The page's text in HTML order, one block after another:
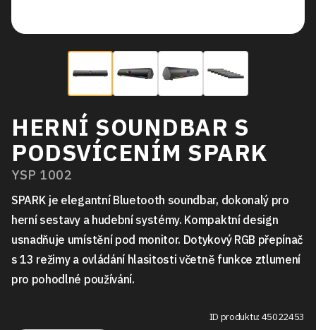
HERNÍ SOUNDBAR S
PODSVÍCENÍM SPARK
YSP 1002
SPARK je elegantní Bluetooth soundbar, dokonalý pro
herní sestavy a hudební systémy. Kompaktní design
usnadňuje umístění pod monitor. Dotykový RGB přepínač
s 13 režimy a ovládání hlasitosti včetně funkce ztlumení
pro pohodlné používání.
ID produktu: 45022453